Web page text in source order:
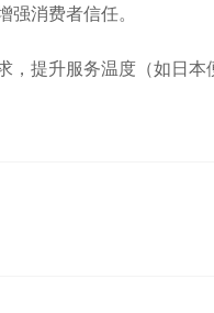
强消费者信任。
提升服务温度（如日本